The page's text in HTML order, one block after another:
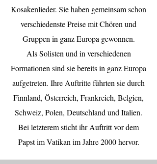
Kosakenlieder. Sie haben gemeinsam schon
verschiedenste Preise mit Chören und
Gruppen in ganz Europa gewonnen.
Als Solisten und in verschiedenen
Formationen sind sie bereits in ganz Europa
aufgetreten. Ihre Auftritte führten sie durch
Finnland, Österreich, Frankreich, Belgien,
Schweiz, Polen, Deutschland und Italien.
Bei letzterem sticht ihr Auftritt vor dem
Papst im Vatikan im Jahre 2000 hervor.